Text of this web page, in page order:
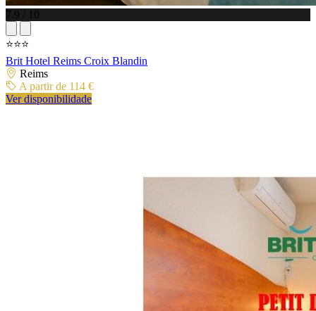
7.9 / 10
⭐⭐⭐
Brit Hotel Reims Croix Blandin
Reims
A partir de 114 €
Ver disponibilidade